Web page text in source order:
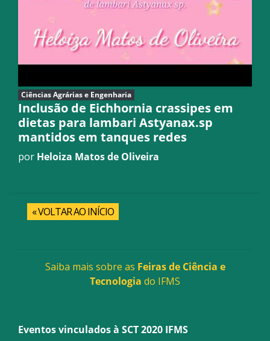
Ciências Agrárias e Engenharia
Inclusão de Eichhornia crassipes em
dietas para lambari Astyanax.sp
mantidos em tanques redes
por Heloiza Matos de Oliveira
« VOLTAR AO INÍCIO
Saiba mais sobre as Feiras de Ciência e
Tecnologia do IFMS
Eventos vinculados à SCT 2020 IFMS